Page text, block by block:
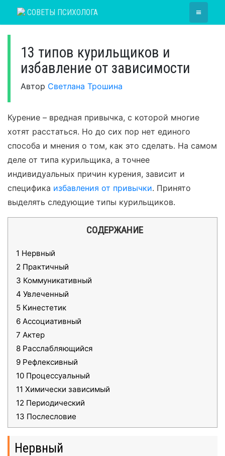
СОВЕТЫ ПСИХОЛОГА ≡
13 типов курильщиков и
избавление от зависимости
Автор Светлана Трошина
Курение – вредная привычка, с которой многие
хотят расстаться. Но до сих пор нет единого
способа и мнения о том, как это сделать. На самом
деле от типа курильщика, а точнее
индивидуальных причин курения, зависит и
специфика избавления от привычки. Принято
выделять следующие типы курильщиков.
СОДЕРЖАНИЕ
1 Нервный
2 Практичный
3 Коммуникативный
4 Увлеченный
5 Кинестетик
6 Ассоциативный
7 Актер
8 Расслабляющийся
9 Рефлексивный
10 Процессуальный
11 Химически зависимый
12 Периодический
13 Послесловие
Нервный